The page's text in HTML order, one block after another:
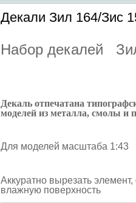
Декали Зил 164/Зис
Набор декалей
Декаль отпечатана
моделей из металла, смолы и
Для моделей масштаба 1:43
Аккуратно вырезать
влажную поверхность